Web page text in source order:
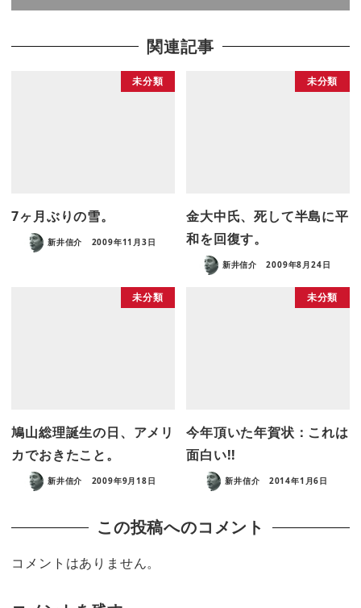
関連記事
未分類
7ヶ月ぶりの雪。
新井信介 2009年11月3日
未分類
金大中氏、死して半島に平
和を回復す。
新井信介 2009年8月24日
未分類
鳩山総理誕生の日、アメリ
カでおきたこと。
新井信介 2009年9月18日
未分類
今年頂いた年賀状：これは
面白い!!
新井信介 2014年1月6日
この投稿へのコメント
コメントはありません。